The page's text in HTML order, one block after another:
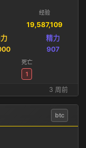
经验
19,587,109
精力
907
死亡
1
3 周前
btc